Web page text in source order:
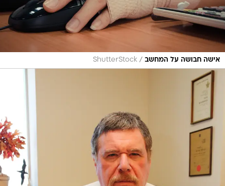
אישה חבושה על המחשב /
ShutterStock